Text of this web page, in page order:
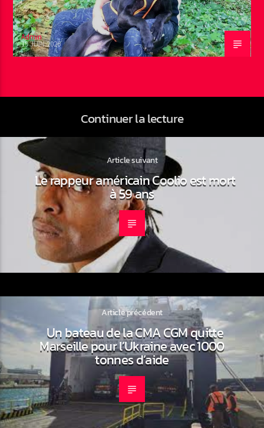
Admin
19 JUIN 2026
Continuer la lecture
Article suivant
Le rappeur américain Coolio est mort
à 59 ans
Article précédent
Un bateau de la CMA CGM quitte
Marseille pour l’Ukraine avec 1000
tonnes d’aide